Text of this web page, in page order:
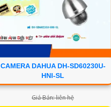
CAMERA DAHUA DH-SD60230U-
HNI-SL
Giá Bán: liên hệ